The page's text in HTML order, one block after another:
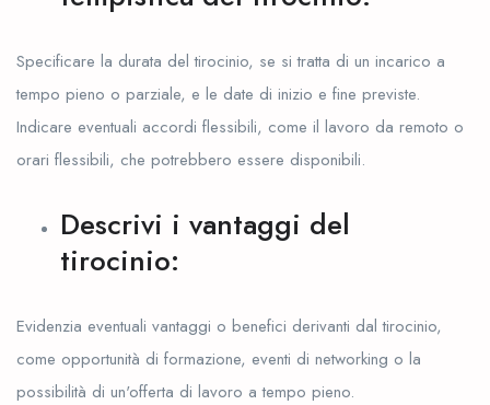
Specificare la durata del tirocinio, se si tratta di un incarico a
tempo pieno o parziale, e le date di inizio e fine previste.
Indicare eventuali accordi flessibili, come il lavoro da remoto o
orari flessibili, che potrebbero essere disponibili.
Descrivi i vantaggi del
tirocinio:
Evidenzia eventuali vantaggi o benefici derivanti dal tirocinio,
come opportunità di formazione, eventi di networking o la
possibilità di un'offerta di lavoro a tempo pieno.